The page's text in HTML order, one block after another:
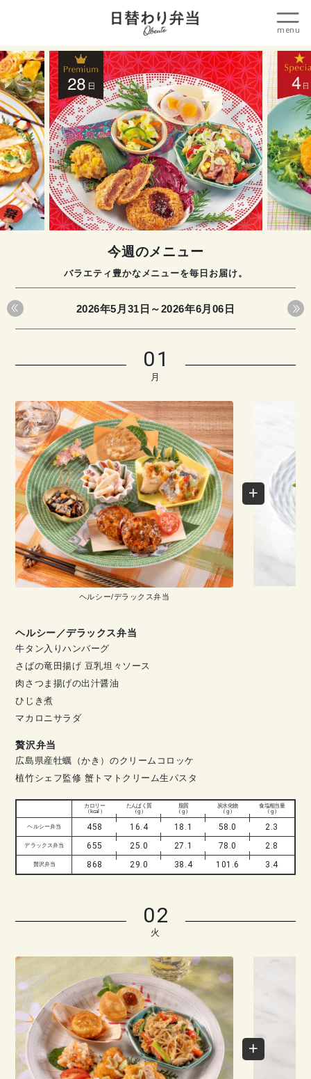
今週のメニュー
バラエティ豊かなメニューを毎日お届け。
2026年5月31日～2026年6月06日
01
月
ヘルシー/デラックス弁当
ヘルシー／デラックス弁当
牛タン入りハンバーグ
さばの竜田揚げ 豆乳坦々ソース
肉さつま揚げの出汁醤油
ひじき煮
マカロニサラダ
贅沢弁当
広島県産牡蠣（かき）のクリームコロッケ
植竹シェフ監修 蟹トマトクリーム生パスタ
カロリー
（ kcal ）
たんぱく質
（ g ）
脂質
（ g ）
炭水化物
（ g ）
食塩相当量
（ g ）
ヘルシー弁当 458 16.4 18.1 58.0 2.3
デラックス弁当 655 25.0 27.1 78.0 2.8
贅沢弁当 868 29.0 38.4 101.6 3.4
02
火